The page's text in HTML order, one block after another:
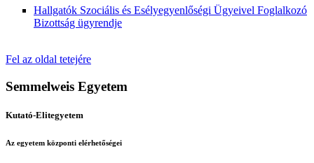
Hallgatók Szociális és Esélyegyenlőségi Ügyeivel Foglalkozó
Bizottság ügyrendje
Fel az oldal tetejére
Semmelweis Egyetem
Kutató-Elitegyetem
Az egyetem központi elérhetőségei